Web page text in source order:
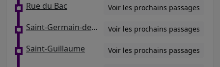
Rue du Bac Voir les prochains passages
Saint-Germain-des-Prés Voir les prochains passages
Saint-Guillaume Voir les prochains passages